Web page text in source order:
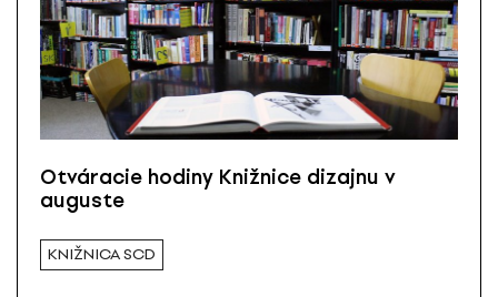
Otváracie hodiny Knižnice dizajnu v
auguste
KNIŽNICA SCD